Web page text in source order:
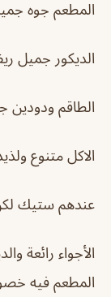
المطعم جوه
الديكور جميل
الطاقم ودودين
الاكل متنوع
عندهم ستيك
الأجواء رائعة
المطعم فيه